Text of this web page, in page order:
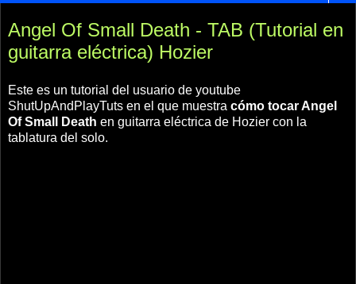
Angel Of Small Death - TAB (Tutorial en
guitarra eléctrica) Hozier
Este es un tutorial del usuario de youtube
ShutUpAndPlayTuts en el que muestra cómo tocar Angel
Of Small Death en guitarra eléctrica de Hozier con la
tablatura del solo.